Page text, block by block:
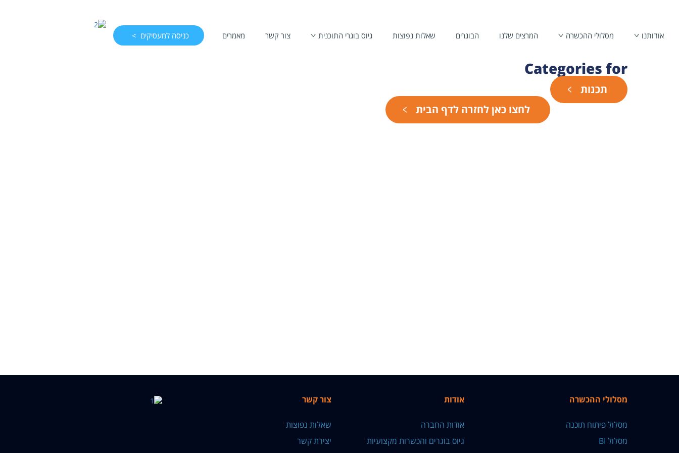
אודותנו מסלולי ההכשרה המרצים שלנו הבוגרים שאלות נפוצות גיוס בוגרי התוכנית צור קשר מאמרים כניסה למעסיקים
Categories for
תכנות
לחצו כאן לחזרה לדף הבית
מסלולי ההכשרה
מסלול פיתוח תוכנה
מסלול BI
אודות
אודות החברה
גיוס בוגרים והכשרות מקצועיות
צור קשר
שאלות נפוצות
יצירת קשר